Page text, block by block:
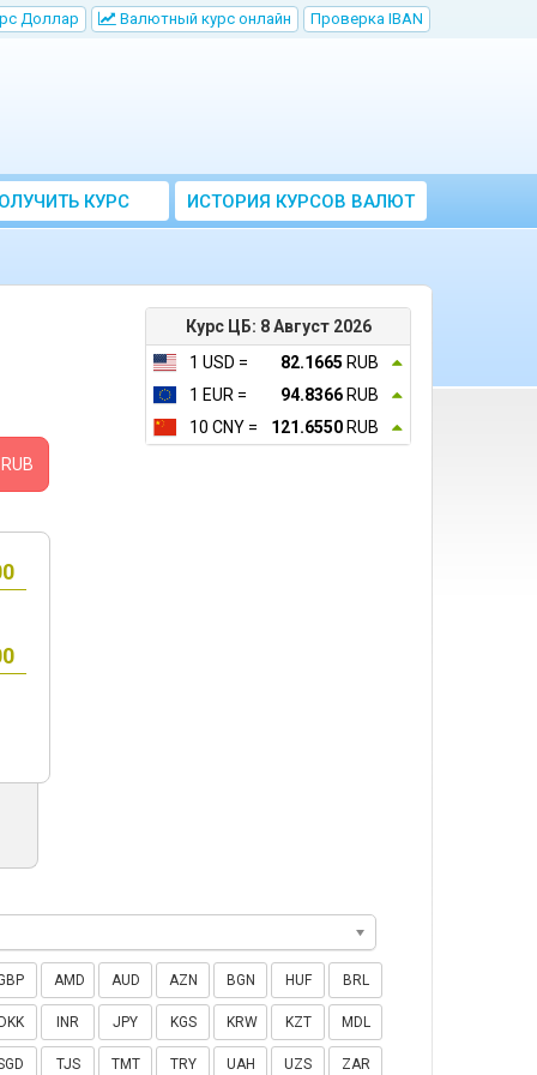
Доллар Bалютный курс онлайн Проверка IBAN
КУРС
ВАЛЮТ ЦБ
ИСТОРИЯ КУРСОВ ВАЛЮТ
ЦБ РФ
Курс ЦБ: 8 Август 2026
1 USD =
82.1665 RUB
1 EUR =
94.8366 RUB
10 CNY =
121.6550 RUB
RUB
AMD AUD AZN BGN HUF BRL
INR JPY KGS KRW KZT MDL
TJS TMT TRY UAH UZS ZAR